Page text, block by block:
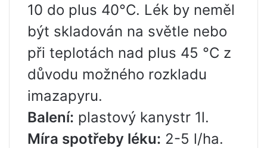
10 do plus 40°C. Lék by neměl
být skladován na světle nebo
při teplotách nad plus 45 °C z
důvodu možného rozkladu
imazapyru.
Balení: plastový kanystr 1l.
Míra spotřeby léku: 2-5 l/ha.